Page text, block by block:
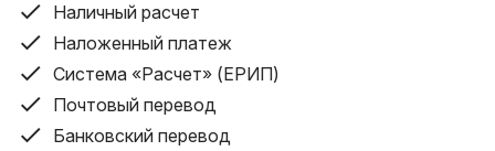
Наличный расчет
Наложенный платеж
Система «Расчет» (ЕРИП)
Почтовый перевод
Банковский перевод